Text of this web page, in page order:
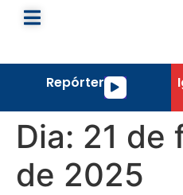
RepórterTocador
áudio
Dia: 21 de
de 2025